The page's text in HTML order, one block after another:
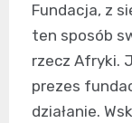
Fundacja, z
ten sposób
rzecz Afryki.
prezes
działanie.